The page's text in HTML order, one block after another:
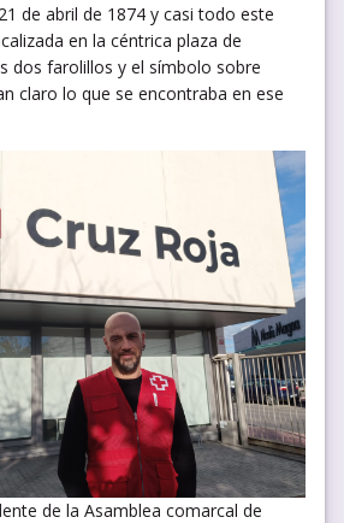
de abril de 1874 y casi todo este
en la céntrica plaza de
dos farolillos y el símbolo sobre
claro lo que se encontraba en ese
de la Asamblea comarcal de